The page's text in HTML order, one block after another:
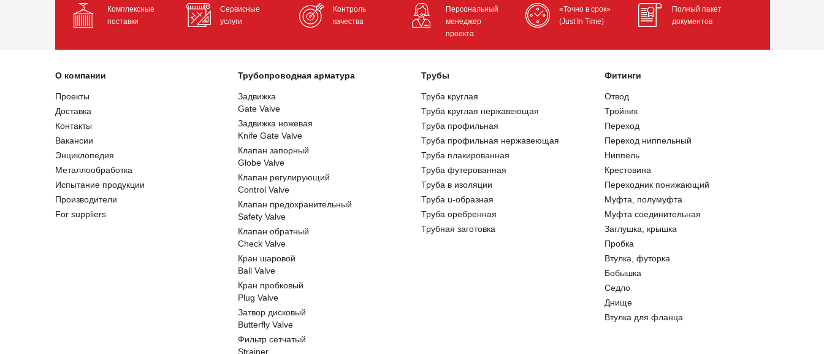
Комплексные
поставки
Сервисные
услуги
Контроль
качества
Персональный
менеджер
проекта
«Точно в срок»
(Just In Time)
Полный пакет
документов
О компании
Проекты
Доставка
Контакты
Вакансии
Энциклопедия
Металлообработка
Испытание продукции
Производители
For suppliers
Трубопроводная арматура
Задвижка
Gate Valve
Задвижка ножевая
Knife Gate Valve
Клапан запорный
Globe Valve
Клапан регулирующий
Control Valve
Клапан предохранительный
Safety Valve
Клапан обратный
Check Valve
Кран шаровой
Ball Valve
Кран пробковый
Plug Valve
Затвор дисковый
Butterfly Valve
Фильтр сетчатый
Strainer
Трубы
Труба круглая
Труба круглая нержавеющая
Труба профильная
Труба профильная нержавеющая
Труба плакированная
Труба футерованная
Труба в изоляции
Труба u-образная
Труба оребренная
Трубная заготовка
Фитинги
Отвод
Тройник
Переход
Переход ниппельный
Ниппель
Крестовина
Переходник понижающий
Муфта, полумуфта
Муфта соединительная
Заглушка, крышка
Пробка
Втулка, футорка
Бобышка
Седло
Днище
Втулка для фланца